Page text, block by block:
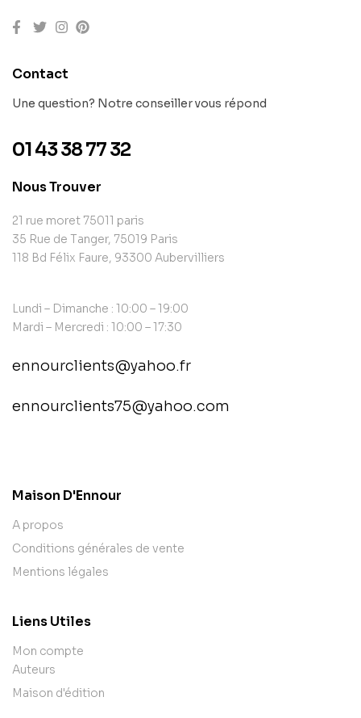
Contact
Une question? Notre conseiller vous répond
01 43 38 77 32
Nous Trouver
21 rue moret 75011 paris
35 Rue de Tanger, 75019 Paris
118 Bd Félix Faure, 93300 Aubervilliers
Lundi – Dimanche : 10:00 – 19:00
Mardi – Mercredi : 10:00 – 17:30
ennourclients@yahoo.fr
ennourclients75@yahoo.com
Maison D'Ennour
A propos
Conditions générales de vente
Mentions légales
Liens Utiles
Mon compte
Auteurs
Maison d'édition